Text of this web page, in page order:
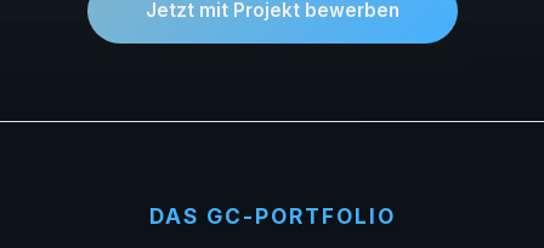
Jetzt mit Projekt bewerben
DAS GC-PORTFOLIO